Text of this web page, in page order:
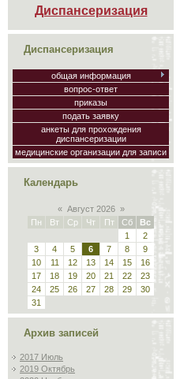
Диспансеризация
Диспансеризация
общая информация
вопрос-ответ
приказы
подать заявку
анкеты для прохождения
диспансеризации
медицинские организации для записи
Календарь
« Август 2026 »
Пн
Вт Ср Чт Пт Сб
Вс
1
2
3
4 5 6 7 8
9
10
11 12 13 14 15
16
17
18 19 20 21 22
23
24
25 26 27 28 29
30
31
Архив записей
2017 Июль
2019 Октябрь